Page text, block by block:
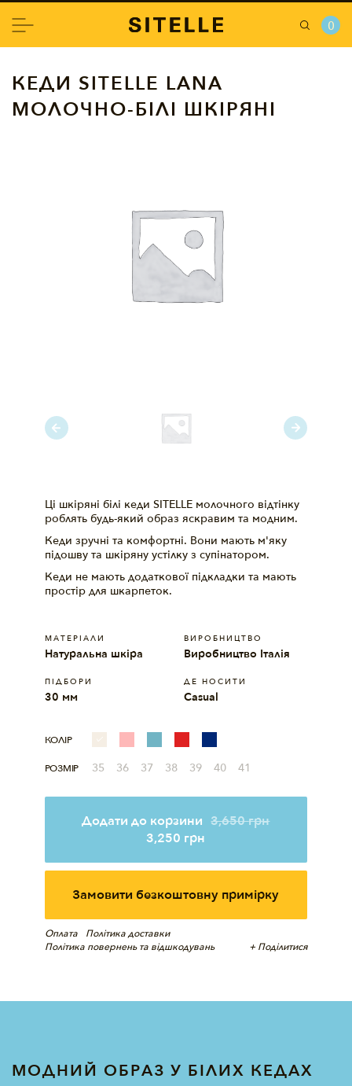
0
КЕДИ SITELLE LANA
МОЛОЧНО-БІЛІ ШКІРЯНІ
Ці шкіряні білі кеди SITELLE молочного відтінку
роблять будь-який образ яскравим та модним.
Кеди зручні та комфортні. Вони мають м'яку
підошву та шкіряну устілку з супінатором.
Кеди не мають додаткової підкладки та мають
простір для шкарпеток.
МАТЕРIАЛИ
Натуральна шкіра
ВИРОБНИЦТВО
Виробництво Італія
ПІДБОРИ
30 мм
ДЕ НОСИТИ
Casual
КОЛІР
РОЗМІР 35 36 37 38 39 40 41
Додати до корзини 3,650грн
3,250 грн
Замовити безкоштовну примірку
Оплата
Політика доставки
Політика повернень та відшкодувань
+ Поділитися
МОДНИЙ ОБРАЗ У БІЛИХ КЕДАХ